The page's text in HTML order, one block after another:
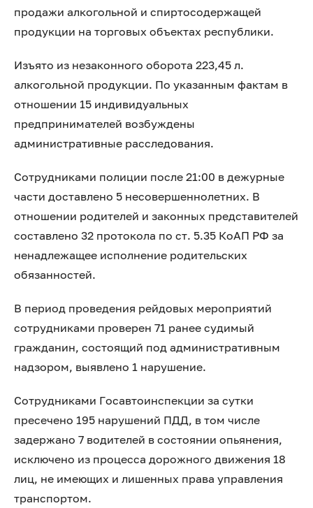
продажи алкогольной и спиртосодержащей
продукции на торговых объектах республики.
️Изъято из незаконного оборота 223,45 л.
алкогольной продукции. По указанным фактам в
отношении 15 индивидуальных
предпринимателей возбуждены
административные расследования.
Сотрудниками полиции после 21:00 в дежурные
части доставлено 5 несовершеннолетних. В
отношении родителей и законных представителей
составлено 32 протокола по ст. 5.35 КоАП РФ за
ненадлежащее исполнение родительских
обязанностей.
В период проведения рейдовых мероприятий
сотрудниками проверен 71 ранее судимый
гражданин, состоящий под административным
надзором, выявлено 1 нарушение.
Сотрудниками Госавтоинспекции за сутки
пресечено 195 нарушений ПДД, в том числе
задержано 7 водителей в состоянии опьянения,
исключено из процесса дорожного движения 18
лиц, не имеющих и лишенных права управления
транспортом.️